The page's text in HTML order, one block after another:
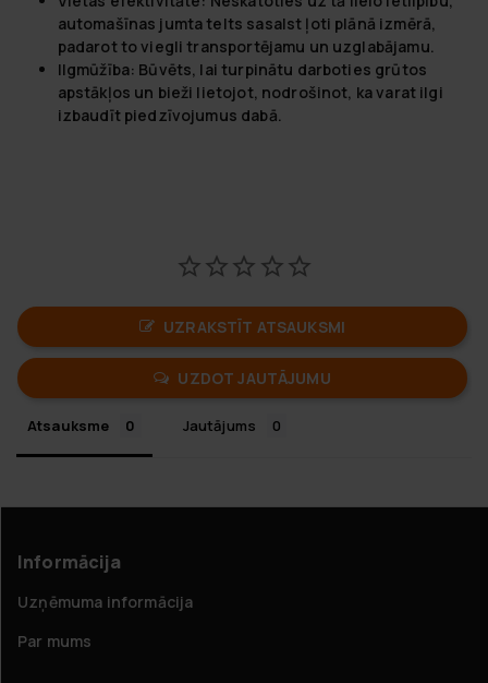
automašīnas jumta telts sasalst ļoti plānā izmērā,
padarot to viegli transportējamu un uzglabājamu.
Ilgmūžība: Būvēts, lai turpinātu darboties grūtos
apstākļos un bieži lietojot, nodrošinot, ka varat ilgi
izbaudīt piedzīvojumus dabā.
UZRAKSTĪT ATSAUKSMI
UZDOT JAUTĀJUMU
Atsauksme Jautājums
Informācija
Uzņēmuma informācija
Par mums